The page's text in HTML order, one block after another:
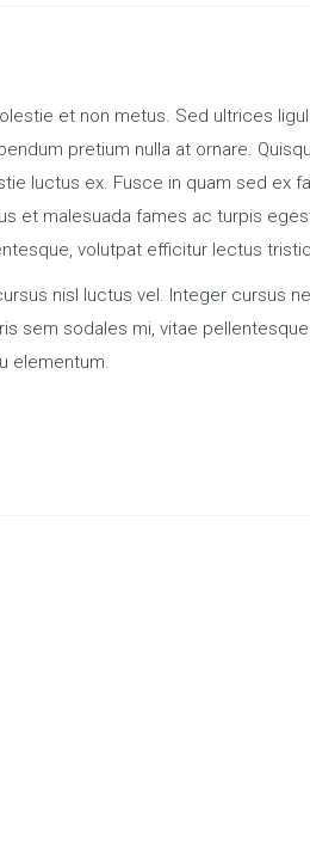
et non metus. Sed ultrices
pretium nulla at ornare.
luctus ex. Fusce in quam sed ex
et malesuada fames ac turpis
volutpat efficitur lectus
nisl luctus vel. Integer cursus
sem sodales mi, vitae
elementum.